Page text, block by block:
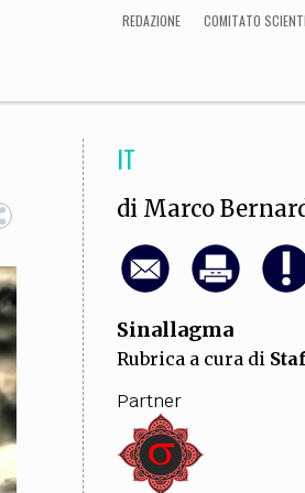
REDAZIONE COMITATO
ECONOMIA
CULTURA
Arte, Cinema, Musica,
Letteratura
IT
di Marco
Sinallagma
Rubrica a cura di
Partner